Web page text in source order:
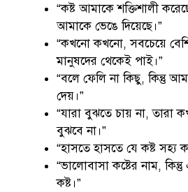
“কষ্ট আমাকে শক্তিশালী
আমাকে ভেঙে দিয়েছে।”
“কখনো কখনো, সবচেয়ে
মানুষদের থেকেই পাই।”
“বলে ফেলি না কিছু, কিন্তু
দেয়।”
“যারা বুঝতে চায় না, তারা
বুঝবে না।”
“হাসতে হাসতে যে কষ্ট সহ্য
“ভালোবাসা কষ্টের নাম,
কষ্ট।”